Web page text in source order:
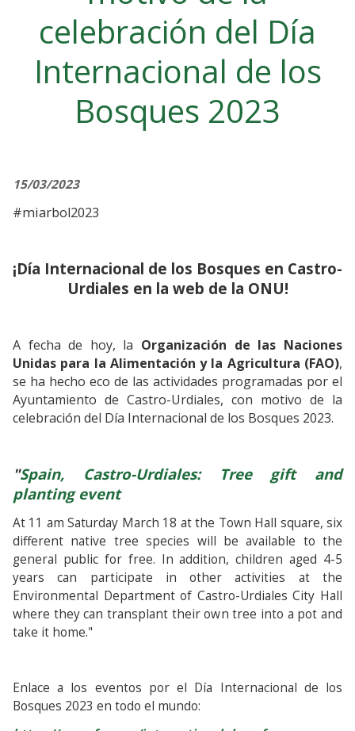
celebración del Día
Internacional de los
Bosques 2023
15/03/2023
#miarbol2023
¡Día Internacional de los Bosques en Castro-
Urdiales en la web de la ONU!
A fecha de hoy, la Organización de las Naciones
Unidas para la Alimentación y la Agricultura (FAO),
se ha hecho eco de las actividades programadas por el
Ayuntamiento de Castro-Urdiales, con motivo de la
celebración del Día Internacional de los Bosques 2023.
"Spain, Castro-Urdiales: Tree gift and
planting event
At 11 am Saturday March 18 at the Town Hall square, six
different native tree species will be available to the
general public for free. In addition, children aged 4-5
years can participate in other activities at the
Environmental Department of Castro-Urdiales City Hall
where they can transplant their own tree into a pot and
take it home."
Enlace a los eventos por el Día Internacional de los
Bosques 2023 en todo el mundo: